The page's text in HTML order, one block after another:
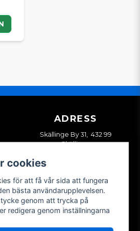
ADRESS
Skällinge By 31, 432 99
Skällinge
cookies
för att få vår sida att fungera
bästa användarupplevelsen.
genom att trycka på
redigera genom inställningarna